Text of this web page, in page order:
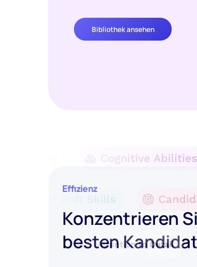
Bibliothek ansehen
Effizienz
Konzentrieren
besten